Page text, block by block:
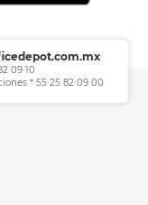
09 10
* 55 25 82 09 00